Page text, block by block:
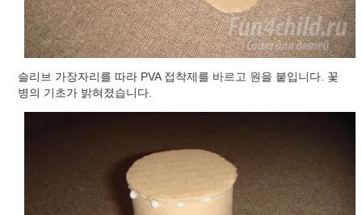
슬리브 가장자리를 따라 PVA 접착제를 바르고 원을 붙입니다. 꽃
병의 기초가 밝혀졌습니다.